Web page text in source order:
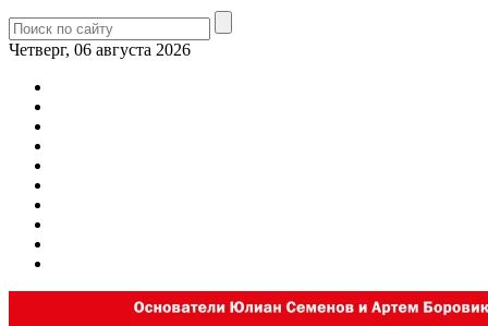
Четверг, 06 августа 2026